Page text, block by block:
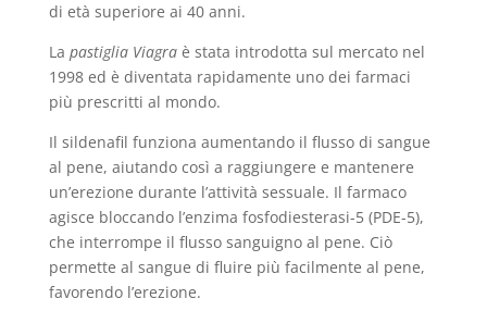
di età superiore ai 40 anni.
La pastiglia Viagraè stata introdotta sul mercato nel
1998 ed è diventata rapidamente uno dei farmaci
più prescritti al mondo.
Il sildenafil funziona aumentando il flusso di sangue
al pene, aiutando così a raggiungere e mantenere
un’erezione durante l’attività sessuale. Il farmaco
agisce bloccando l’enzima fosfodiesterasi-5 (PDE-5),
che interrompe il flusso sanguigno al pene. Ciò
permette al sangue di fluire più facilmente al pene,
favorendo l’erezione.